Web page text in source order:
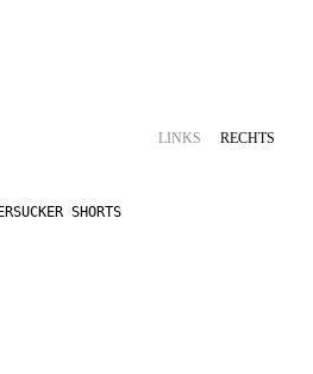
LINKS RECHTS
SHORTS